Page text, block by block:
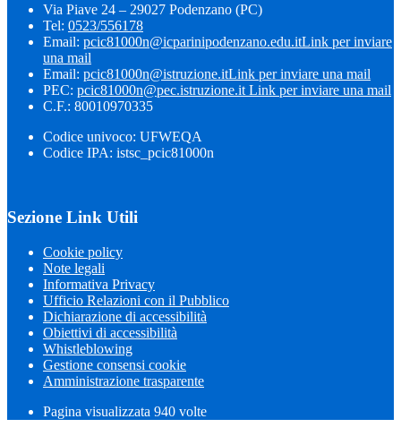
Via Piave 24 – 29027 Podenzano (PC)
Tel: 0523/556178
Email: pcic81000n@icparinipodenzano.edu.itLink per inviare
una mail
Email: pcic81000n@istruzione.itLink per inviare una mail
PEC: pcic81000n@pec.istruzione.it Link per inviare una mail
C.F.: 80010970335
Codice univoco: UFWEQA
Codice IPA: istsc_pcic81000n
Sezione Link Utili
Cookie policy
Note legali
Informativa Privacy
Ufficio Relazioni con il Pubblico
Dichiarazione di accessibilità
Obiettivi di accessibilità
Whistleblowing
Gestione consensi cookie
Amministrazione trasparente
Pagina visualizzata 940 volte